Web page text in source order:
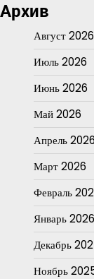
Архив
Август 2026
Июль 2026
Июнь 2026
Май 2026
Апрель 2026
Март 2026
Февраль
Январь 2026
Декабрь
Ноябрь